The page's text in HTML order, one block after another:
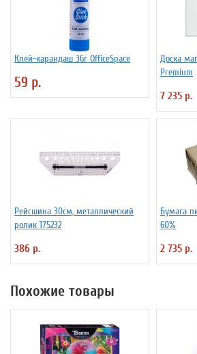
Клей-карандаш 36г OfficeSpace
59 р.
Доска
Premium
7 235 р.
Рейсшина 30см, металлический
ролик 175232
386 р.
Бумага
60%
2 735 р.
Похожие товары